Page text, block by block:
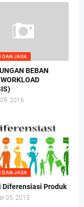
DAN JASA
BEBAN
2016
DAN JASA
Diferensiasi Produk
05, 2013